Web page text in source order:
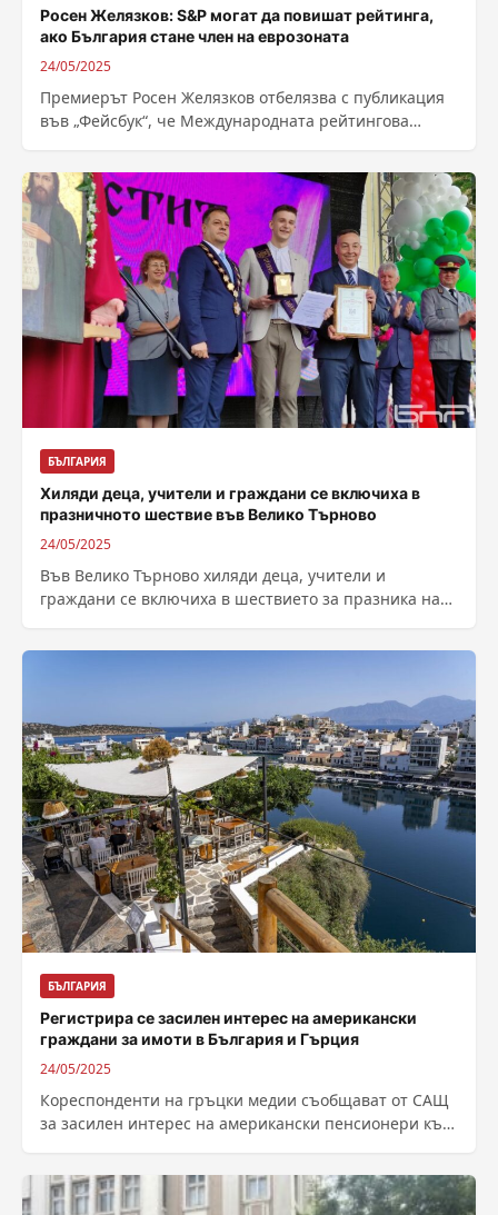
Росен Желязков: S&P могат да повишат рейтинга,
ако България стане член на еврозоната
24/05/2025
Премиерът Росен Желязков отбелязва с публикация
във „Фейсбук“, че Международната рейтингова
дългосрочния и краткосрочния...
БЪЛГАРИЯ
Хиляди деца, учители и граждани се включиха в
празничното шествие във Велико Търново
24/05/2025
Във Велико Търново хиляди деца, учители и
граждани се включиха в шествието за празника на
БЪЛГАРИЯ
Регистрира се засилен интерес на американски
граждани за имоти в България и Гърция
24/05/2025
Кореспонденти на гръцки медии съобщават от САЩ
за засилен интерес на американски пенсионери към